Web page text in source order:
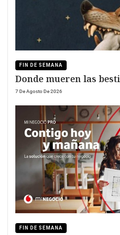
FIN DE SEMANA
Donde mueren las
7 De Agosto De 2026
FIN DE SEMANA